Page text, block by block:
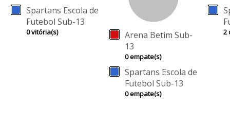
Spartans Escola de
Futebol Sub-13
0 vitória(s)
Arena Betim Sub-
13
0 empate(s)
Spartans Escola de
Futebol Sub-13
0 empate(s)
2